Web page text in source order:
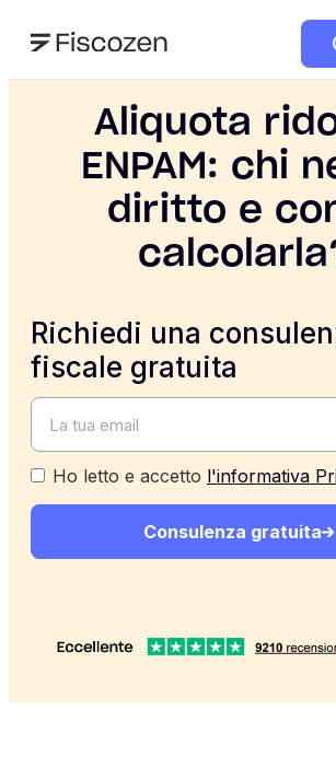
Aliquota
ENPAM: chi
diritto e
Richiedi una
fiscale gratuita
Ho letto e accetto l'informativa
Consulenza gratuita